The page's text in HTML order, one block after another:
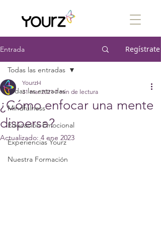
Entrada Regístrate
Todas las entradas
Mindfulness
Educación Emocional
Experiencias Yourz
Nuestra Formación
Todas las entradas
¿Cómo enfocar una mente
dispersa?
YourzH
31 mar 2021 7 min de lectura
Actualizado:4 ene 2023